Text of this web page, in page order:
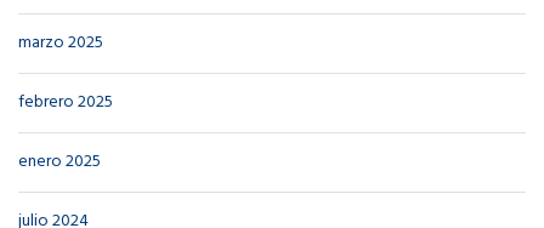
marzo 2025
febrero 2025
enero 2025
julio 2024